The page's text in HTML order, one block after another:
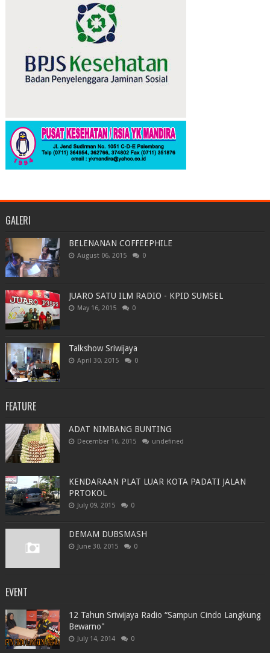
GALERI
BELENANAN COFFEEPHILE
August 06, 2015 0
JUARO SATU ILM RADIO - KPID SUMSEL
May 16, 2015 0
Talkshow Sriwijaya
April 30, 2015 0
FEATURE
ADAT NIMBANG BUNTING
December 16, 2015 undefined
KENDARAAN PLAT LUAR KOTA PADATI JALAN
PRTOKOL
July 09, 2015 0
DEMAM DUBSMASH
June 30, 2015 0
EVENT
12 Tahun Sriwijaya Radio “Sampun Cindo Langkung
Bewarno"
July 14, 2014 0